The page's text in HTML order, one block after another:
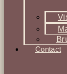
Contact